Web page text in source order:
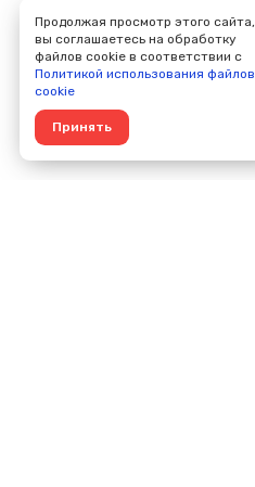
Продолжая просмотр этого сайта,
вы соглашаетесь на обработку
файлов cookie в соответствии с
Политикой использования файлов
cookie
Принять